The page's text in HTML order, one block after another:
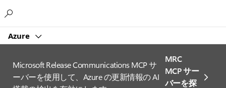
Azure
Microsoft Release Communications MCP サ
ーバーを使用して、Azure の更新情報の AI
MRC
MCP サー
バーを探